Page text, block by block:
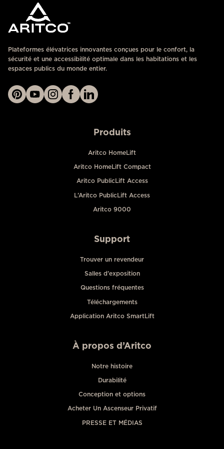
Plateformes élévatrices innovantes conçues pour le confort, la
sécurité et une accessibilité optimale dans les habitations et les
espaces publics du monde entier.
Produits
Aritco HomeLift
Aritco HomeLift Compact
Aritco PublicLift Access
L’Aritco PublicLift Access
Aritco 9000
Support
Trouver un revendeur
Salles d’exposition
Questions fréquentes
Téléchargements
Application Aritco SmartLift
À propos d’Aritco
Notre histoire
Durabilité
Conception et options
Acheter Un Ascenseur Privatif
PRESSE ET MÉDIAS